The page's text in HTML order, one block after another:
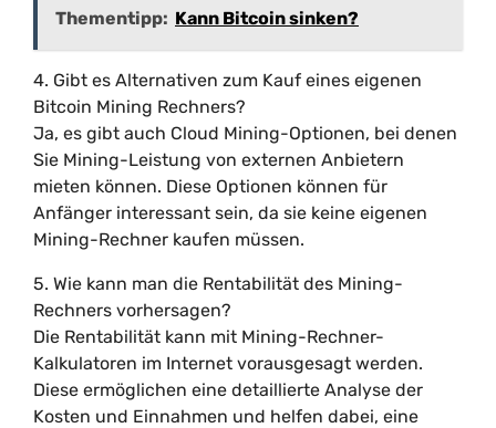
Thementipp: Kann Bitcoin sinken?
4. Gibt es Alternativen zum Kauf eines eigenen
Bitcoin Mining Rechners?
Ja, es gibt auch Cloud Mining-Optionen, bei denen
Sie Mining-Leistung von externen Anbietern
mieten können. Diese Optionen können für
Anfänger interessant sein, da sie keine eigenen
Mining-Rechner kaufen müssen.
5. Wie kann man die Rentabilität des Mining-
Rechners vorhersagen?
Die Rentabilität kann mit Mining-Rechner-
Kalkulatoren im Internet vorausgesagt werden.
Diese ermöglichen eine detaillierte Analyse der
Kosten und Einnahmen und helfen dabei, eine